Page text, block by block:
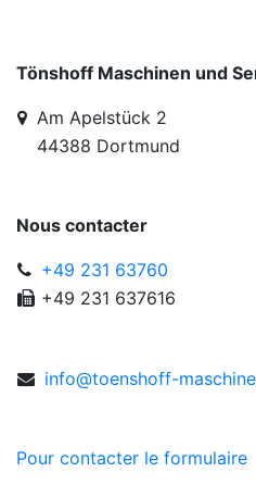
Tönshoff Maschinen und
Am Apelstück 2
44388 Dortmund
Nous contacter
+49 231 63760
+49 231 637616
info@toenshoff-maschin
Pour contacter le formulaire